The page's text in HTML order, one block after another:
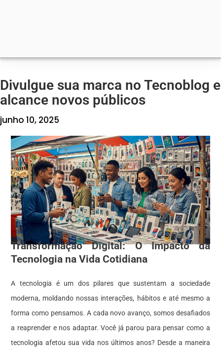
Divulgue sua marca no Tecnoblog e
alcance novos públicos
junho 10, 2025
Transformação Digital: O Impacto da
Tecnologia na Vida Cotidiana
A tecnologia é um dos pilares que sustentam a sociedade
moderna, moldando nossas interações, hábitos e até mesmo a
forma como pensamos. A cada novo avanço, somos desafiados
a reaprender e nos adaptar. Você já parou para pensar como a
tecnologia afetou sua vida nos últimos anos? Desde a maneira